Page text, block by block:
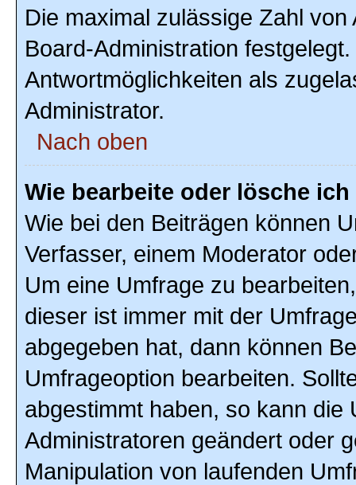
Die maximal zulässige Zahl
Board-Administration
Antwortmöglichkeiten als
Administrator.
Nach oben
Wie bearbeite oder lösche
Wie bei den Beiträgen können
Verfasser, einem Moderator
Um eine Umfrage zu
dieser ist immer mit der
abgegeben hat, dann können
Umfrageoption bearbeiten.
abgestimmt haben, so kann
Administratoren geändert oder
Manipulation von laufenden